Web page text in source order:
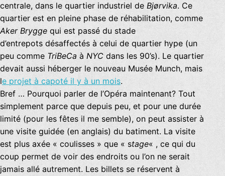
centrale, dans le quartier industriel de Bjørvika. Ce
quartier est en pleine phase de réhabilitation, comme
Aker Brygge qui est passé du stade
d’entrepots désaffectés à celui de quartier hype (un
peu comme TriBeCa à NYC dans les 90’s). Le quartier
devait aussi héberger le nouveau Musée Munch, mais
le projet à capoté il y à un mois.
Bref … Pourquoi parler de l’Opéra maintenant? Tout
simplement parce que depuis peu, et pour une durée
limité (pour les fêtes il me semble), on peut assister à
une visite guidée (en anglais) du batiment. La visite
est plus axée « coulisses » que « stage« , ce qui du
coup permet de voir des endroits ou l’on ne serait
jamais allé autrement. Les billets se réservent à